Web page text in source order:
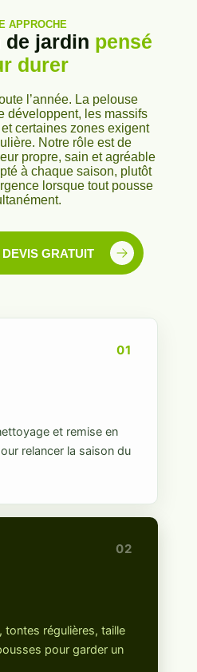
APPROCHE
de jardin pensé
durer
l’année. La pelouse
développent, les massifs
certaines zones exigent
Notre rôle est de
propre, sain et agréable
à chaque saison, plutôt
lorsque tout pousse
GRATUIT
01
et remise en
relancer la saison du
02
tontes régulières, taille
pour garder un